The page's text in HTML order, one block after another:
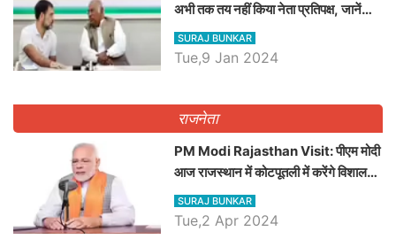
अभी तक तय नहीं किया नेता प्रतिपक्ष, जानें
कौन होगा दावेदार
SURAJ BUNKAR
Tue,9 Jan 2024
राजनेता
PM Modi Rajasthan Visit: पीएम मोदी
आज राजस्थान में कोटपूतली में करेंगे विशाल
रैली, एक सभा से 8 सीटों पर साधेगें निशाना
SURAJ BUNKAR
Tue,2 Apr 2024